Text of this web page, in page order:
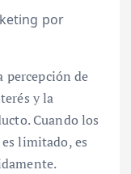
por
percepción de
y la
Cuando los
limitado, es